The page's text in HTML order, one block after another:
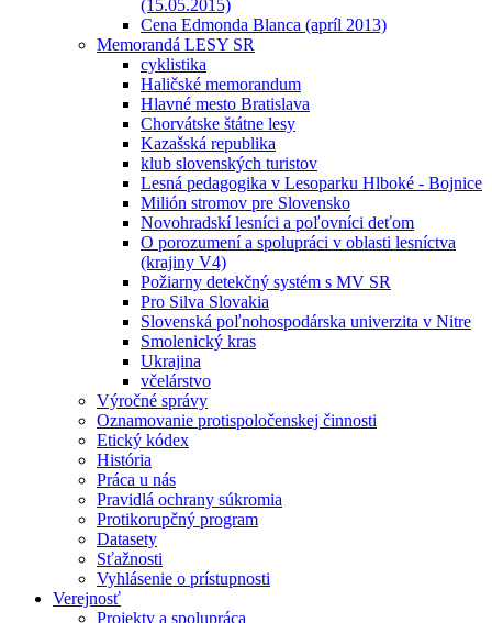
(15.05.2015)
Cena Edmonda Blanca (apríl 2013)
Memorandá LESY SR
cyklistika
Haličské memorandum
Hlavné mesto Bratislava
Chorvátske štátne lesy
Kazašská republika
klub slovenských turistov
Lesná pedagogika v Lesoparku Hlboké - Bojnice
Milión stromov pre Slovensko
Novohradskí lesníci a poľovníci deťom
O porozumení a spolupráci v oblasti lesníctva
(krajiny V4)
Požiarny detekčný systém s MV SR
Pro Silva Slovakia
Slovenská poľnohospodárska univerzita v Nitre
Smolenický kras
Ukrajina
včelárstvo
Výročné správy
Oznamovanie protispoločenskej činnosti
Etický kódex
História
Práca u nás
Pravidlá ochrany súkromia
Protikorupčný program
Datasety
Sťažnosti
Vyhlásenie o prístupnosti
Verejnosť
Projekty a spolupráca